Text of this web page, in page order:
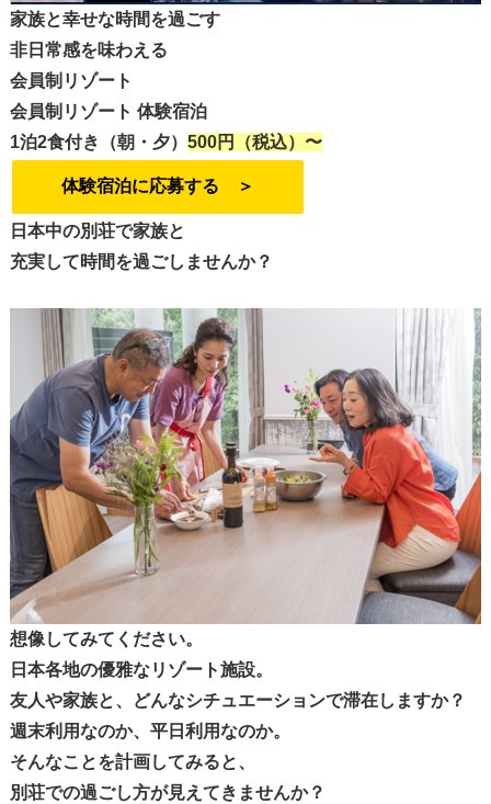
家族と幸せな時間を過ごす
非日常感を味わえる
会員制リゾート
会員制リゾート 体験宿泊
1泊2食付き（朝・夕） 500円（税込）〜
体験宿泊に応募する ＞
日本中の別荘で家族と
充実して時間を過ごしませんか？
想像してみてください。
日本各地の優雅なリゾート施設。
友人や家族と、どんなシチュエーションで滞在しますか？
週末利用なのか、平日利用なのか。
そんなことを計画してみると、
別荘での過ごし方が見えてきませんか？